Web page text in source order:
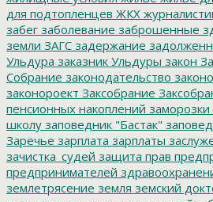
для подтопленцев ЖКХ
забег заболевание заброшенные
земли ЗАГС задержание
Ульдура заказник Ульдуры закон
Собрание законодательство
законороект Заксобрание
пенсионных накоплений заморозки
школу заповедник "Бастак"
Заречье зарплата зарплаты
зачистка_судей защита прав
предпринимателей
землетрясение земля земский